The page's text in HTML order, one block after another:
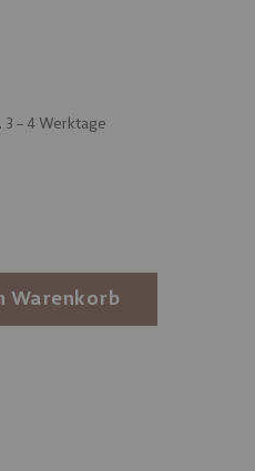
– 4 Werktage
Warenkorb